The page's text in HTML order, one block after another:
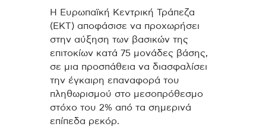
H Ευρωπαϊκή Κεντρική Τράπεζα
(ΕΚΤ) αποφάσισε να προχωρήσει
στην αύξηση των βασικών της
επιτοκίων κατά 75 μονάδες βάσης,
σε μια προσπάθεια να διασφαλίσει
την έγκαιρη επαναφορά του
πληθωρισμού στο μεσοπρόθεσμο
στόχο του 2% από τα σημερινά
επίπεδα ρεκόρ.